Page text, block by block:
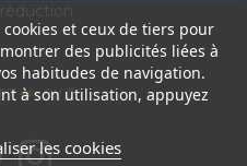
nous
et ceux de tiers pour
des publicités liées à
habitudes de navigation.
à son utilisation, appuyez
les cookies